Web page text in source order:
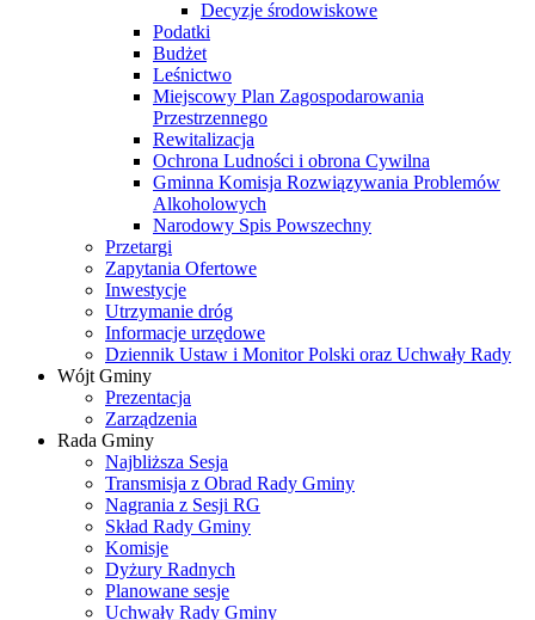
Decyzje środowiskowe
Podatki
Budżet
Leśnictwo
Miejscowy Plan Zagospodarowania
Przestrzennego
Rewitalizacja
Ochrona Ludności i obrona Cywilna
Gminna Komisja Rozwiązywania Problemów
Alkoholowych
Narodowy Spis Powszechny
Przetargi
Zapytania Ofertowe
Inwestycje
Utrzymanie dróg
Informacje urzędowe
Dziennik Ustaw i Monitor Polski oraz Uchwały Rady
Wójt Gminy
Prezentacja
Zarządzenia
Rada Gminy
Najbliższa Sesja
Transmisja z Obrad Rady Gminy
Nagrania z Sesji RG
Skład Rady Gminy
Komisje
Dyżury Radnych
Planowane sesje
Uchwały Rady Gminy